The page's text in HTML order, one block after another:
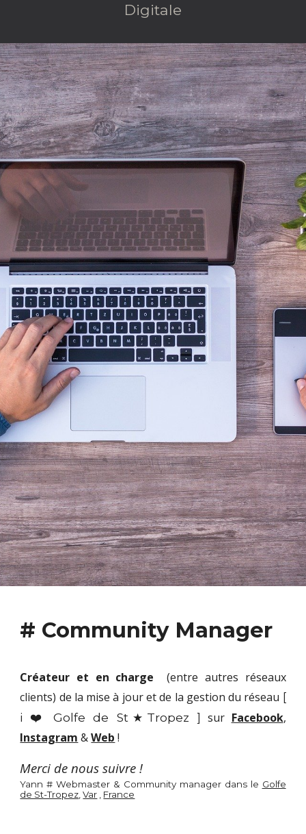
Digitale
# Community Manager
Créateur et en charge(entre autres réseaux
clients) de la mise à jour et de la gestion du réseau [
i ❤️ Golfe de St★Tropez ] sur Facebook,
Instagram &Web !
Merci de nous suivre !
Yann # Webmaster & Community manager dans le Golfe
de St-Tropez ,Var France